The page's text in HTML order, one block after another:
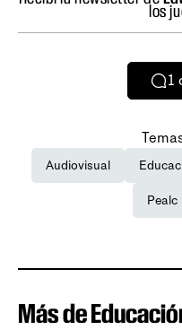
los
1
Audiovisual
Pealc
Más de